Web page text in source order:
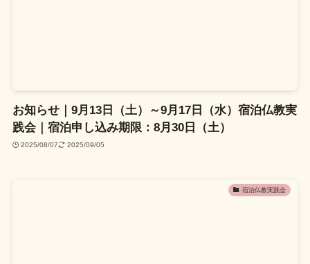
お知らせ｜9月13日（土）～9月17日（水）宿泊仏教実
践会｜宿泊申し込み期限：8月30日（土）
2025/08/07 2025/09/05
宿泊仏教実践会